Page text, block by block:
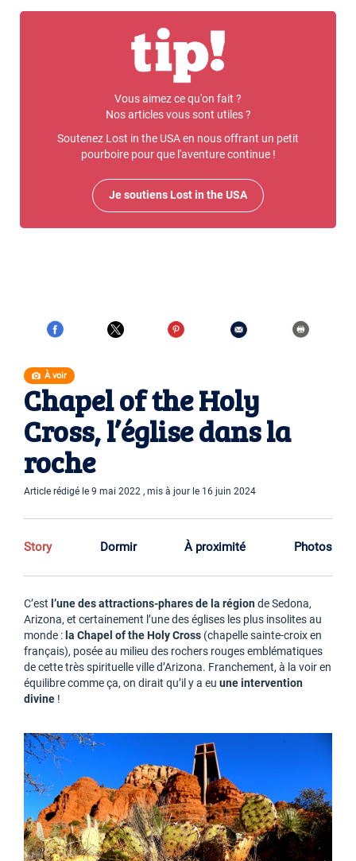
À voir
Chapel of the Holy
Cross, l’église dans la
roche
Article rédigé le 9 mai 2022 , mis à jour le 16 juin 2024
Story Dormir À proximité Photos
C’est l’une des attractions-phares de la régionde Sedona,
Arizona, et certainement l’une des églises les plus insolites au
monde : la Chapel of the Holy Cross (chapelle sainte-croix en
français), posée au milieu des rochers rouges emblématiques
de cette très spirituelle ville d’Arizona. Franchement, à la voir en
équilibre comme ça, on dirait qu’il y a eu une intervention
divine !
Vous aimez ce qu'on fait ?
Nos articles vous sont utiles ?
Soutenez Lost in the USA en nous offrant un petit
pourboire pour que l'aventure continue !
Je soutiens Lost in the USA